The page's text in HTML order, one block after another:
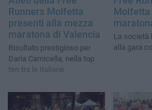
Runners Molfetta
presenti alla mezza
maratona di Valencia
Risultato prestigioso per
Daria Carnicella, nella top
ten tra le italiane
La società
alla gara